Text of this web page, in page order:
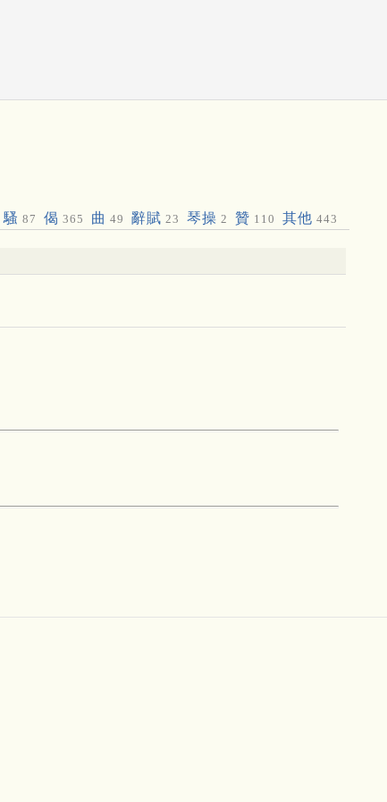
騷 87 偈 365 曲 49 辭賦 23 琴操 2 贊 110 其他 443